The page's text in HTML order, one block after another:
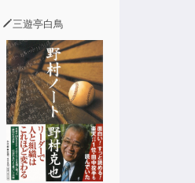
三遊亭白鳥